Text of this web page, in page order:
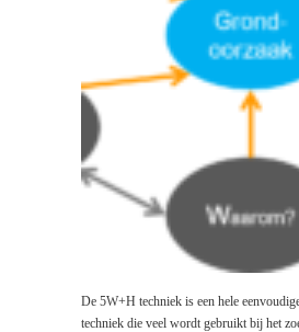
De 5W+H techniek is een hele
techniek die veel wordt gebruikt bij het